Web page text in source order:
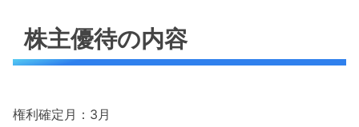
株主優待の内容
権利確定月：3月